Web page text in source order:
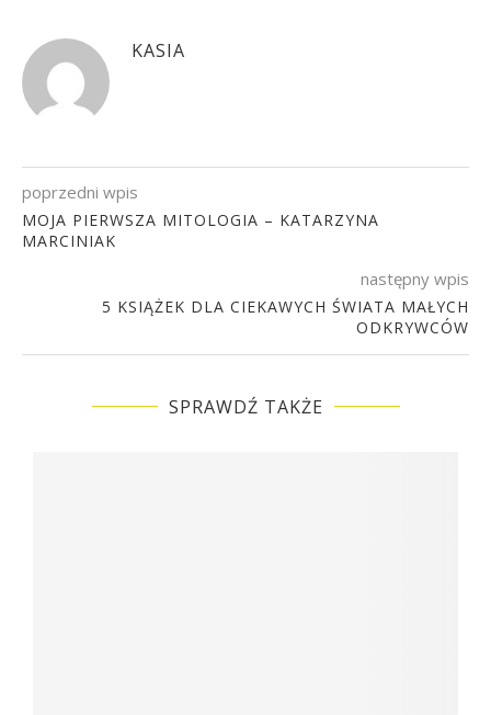
KASIA
poprzedni wpis
MOJA PIERWSZA MITOLOGIA – KATARZYNA
MARCINIAK
następny wpis
5 KSIĄŻEK DLA CIEKAWYCH ŚWIATA MAŁYCH
ODKRYWCÓW
SPRAWDŹ TAKŻE